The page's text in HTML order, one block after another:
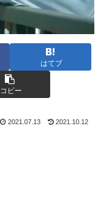
はてブ
コピー
2021.07.13 2021.10.12